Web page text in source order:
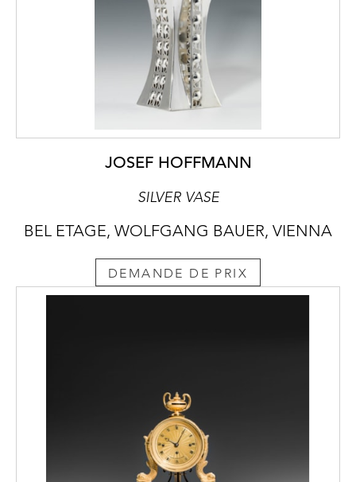
JOSEF HOFFMANN
SILVER VASE
BEL ETAGE, WOLFGANG BAUER, VIENNA
DEMANDE DE PRIX